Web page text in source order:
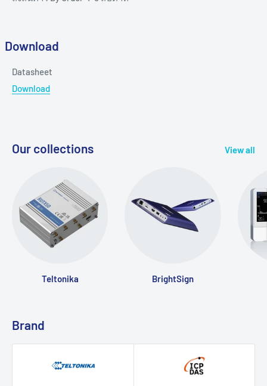
Download
Datasheet
Download
Our collections View all
Teltonika BrightSign
Brand